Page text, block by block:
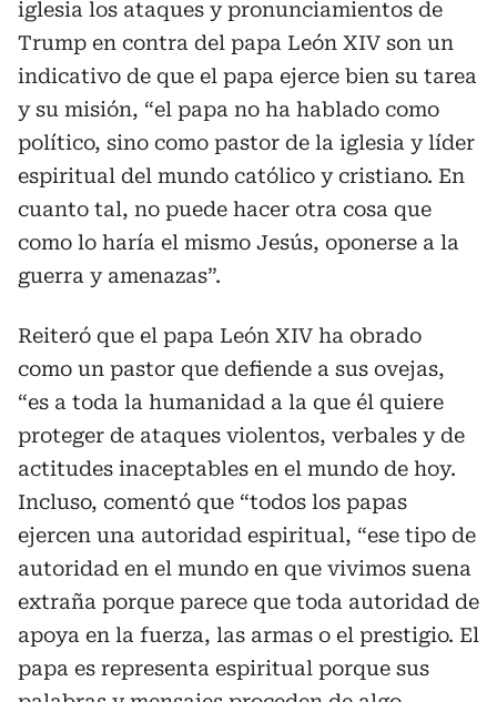
iglesia los ataques y pronunciamientos de
Trump en contra del papa León XIV son un
indicativo de que el papa ejerce bien su tarea
y su misión, “el papa no ha hablado como
político, sino como pastor de la iglesia y líder
espiritual del mundo católico y cristiano. En
cuanto tal, no puede hacer otra cosa que
como lo haría el mismo Jesús, oponerse a la
guerra y amenazas”.
Reiteró que el papa León XIV ha obrado
como un pastor que defiende a sus ovejas,
“es a toda la humanidad a la que él quiere
proteger de ataques violentos, verbales y de
actitudes inaceptables en el mundo de hoy.
Incluso, comentó que “todos los papas
ejercen una autoridad espiritual, “ese tipo de
autoridad en el mundo en que vivimos suena
extraña porque parece que toda autoridad de
apoya en la fuerza, las armas o el prestigio. El
papa es representa espiritual porque sus